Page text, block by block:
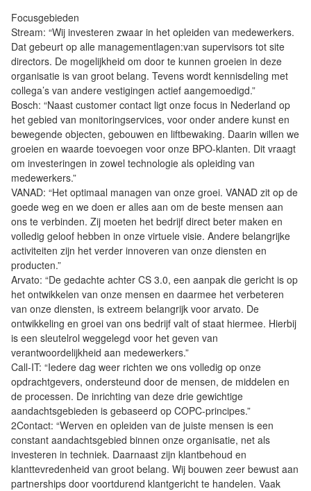
Focusgebieden
Stream: “Wij investeren zwaar in het opleiden van medewerkers.
Dat gebeurt op alle managementlagen:van supervisors tot site
directors. De mogelijkheid om door te kunnen groeien in deze
organisatie is van groot belang. Tevens wordt kennisdeling met
collega’s van andere vestigingen actief aangemoedigd.”
Bosch: “Naast customer contact ligt onze focus in Nederland op
het gebied van monitoringservices, voor onder andere kunst en
bewegende objecten, gebouwen en liftbewaking. Daarin willen we
groeien en waarde toevoegen voor onze BPO-klanten. Dit vraagt
om investeringen in zowel technologie als opleiding van
medewerkers.”
VANAD: “Het optimaal managen van onze groei. VANAD zit op de
goede weg en we doen er alles aan om de beste mensen aan
ons te verbinden. Zij moeten het bedrijf direct beter maken en
volledig geloof hebben in onze virtuele visie. Andere belangrijke
activiteiten zijn het verder innoveren van onze diensten en
producten.”
Arvato: “De gedachte achter CS 3.0, een aanpak die gericht is op
het ontwikkelen van onze mensen en daarmee het verbeteren
van onze diensten, is extreem belangrijk voor arvato. De
ontwikkeling en groei van ons bedrijf valt of staat hiermee. Hierbij
is een sleutelrol weggelegd voor het geven van
verantwoordelijkheid aan medewerkers.”
Call-IT: “Iedere dag weer richten we ons volledig op onze
opdrachtgevers, ondersteund door de mensen, de middelen en
de processen. De inrichting van deze drie gewichtige
aandachtsgebieden is gebaseerd op COPC-principes.”
2Contact: “Werven en opleiden van de juiste mensen is een
constant aandachtsgebied binnen onze organisatie, net als
investeren in techniek. Daarnaast zijn klantbehoud en
klanttevredenheid van groot belang. Wij bouwen zeer bewust aan
partnerships door voortdurend klantgericht te handelen. Vaak